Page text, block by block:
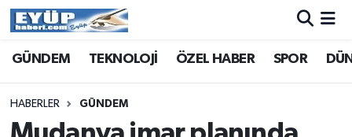
GÜNDEM TEKNOLOJİ ÖZEL HABER SPOR
HABERLER GÜNDEM